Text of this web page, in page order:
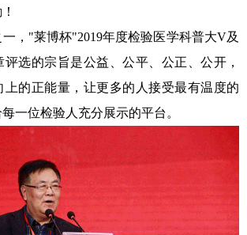
，"莱博杯"2019年度检验医学科普大V及
选的宗旨是公益、公平、公正、公开，
上的正能量，让更多的人接受最有温度的
一位检验人充分展示的平台。